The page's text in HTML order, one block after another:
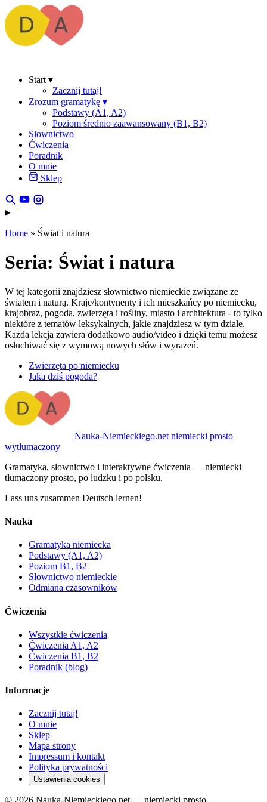
Start ▾
Zacznij tutaj!
Zrozum gramatykę ▾
Podstawy (A1, A2)
Poziom średnio zaawansowany (B1, B2)
Słownictwo
Ćwiczenia
Poradnik
O mnie
Sklep
Home » Świat i natura
Seria: Świat i natura
W tej kategorii znajdziesz słownictwo niemieckie związane ze
światem i naturą. Kraje/kontynenty i ich mieszkańcy po niemiecku,
krajobraz, pogoda, zwierzęta i rośliny, miasto i architektura - to tylko
niektóre z tematów leksykalnych, jakie znajdziesz w tym dziale.
Każda lekcja zawiera dodatkowo audio/video i dzięki temu możesz
osłuchiwać się z wymową nowych słów i wyrażeń.
Zwierzęta po niemiecku
Jaka dziś pogoda?
Nauka-Niemieckiego.net niemiecki prosto
wytłumaczony
Gramatyka, słownictwo i interaktywne ćwiczenia — niemiecki
tłumaczony prosto, po ludzku i po polsku.
Lass uns zusammen Deutsch lernen!
Nauka
Gramatyka niemiecka
Podstawy (A1, A2)
Poziom B1, B2
Słownictwo niemieckie
Odmiana czasowników
Ćwiczenia
Wszystkie ćwiczenia
Ćwiczenia A1, A2
Ćwiczenia B1, B2
Poradnik (blog)
Informacje
Zacznij tutaj!
O mnie
Sklep
Mapa strony
Impressum i kontakt
Polityka prywatności
Ustawienia cookies